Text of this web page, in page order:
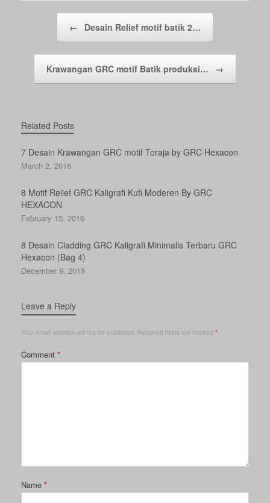
← Desain Relief motif batik 2…
Krawangan GRC motif Batik produksi… →
Related Posts
7 Desain Krawangan GRC motif Toraja by GRC Hexacon
March 2, 2016
8 Motif Relief GRC Kaligrafi Kufi Moderen By GRC
HEXACON
February 15, 2016
8 Desain Cladding GRC Kaligrafi Minimalis Terbaru GRC
Hexacon (Bag 4)
December 9, 2015
Leave a Reply
Your email address will not be published. Required fields are marked *
Comment *
Name *